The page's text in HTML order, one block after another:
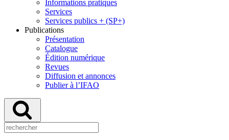
Informations pratiques
Services
Services publics + (SP+)
Publications
Présentation
Catalogue
Édition numérique
Revues
Diffusion et annonces
Publier à l’IFAO